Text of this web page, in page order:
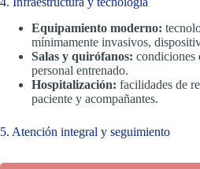
Equipamiento moderno:
mínimamente invasivos,
Salas y quirófanos: condiciones
personal entrenado.
Hospitalización: facilidades de
paciente y acompañantes.
5. Atención integral y seguimiento